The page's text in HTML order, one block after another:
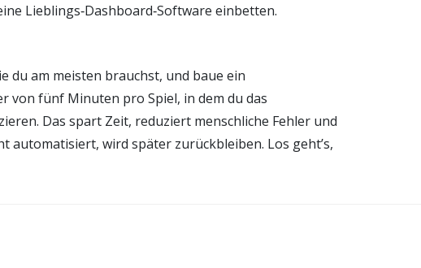
Lieblings‑Dashboard‑Software einbetten.
du am meisten brauchst, und baue ein
von fünf Minuten pro Spiel, in dem du das
Das spart Zeit, reduziert menschliche Fehler und
wird später zurückbleiben. Los geht’s,